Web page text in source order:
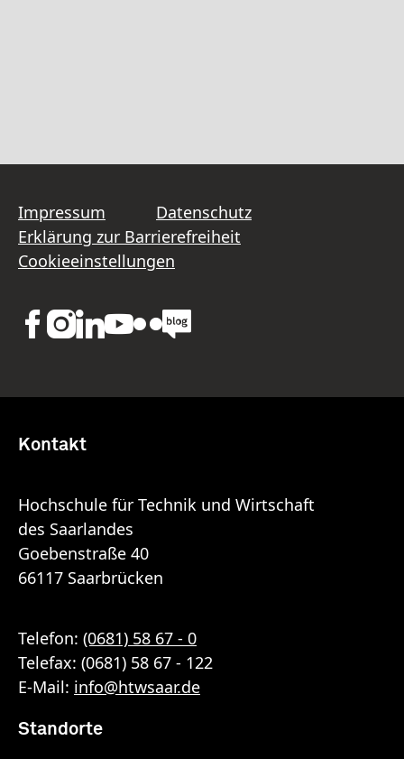
Impressum
Datenschutz
Erklärung zur Barrierefreiheit
Cookieeinstellungen
Kontakt
Hochschule für Technik und Wirtschaft
des Saarlandes
Goebenstraße 40
66117 Saarbrücken
Telefon: (0681) 58 67 - 0
Telefax: (0681) 58 67 - 122
E-Mail: info@htwsaar.de
Standorte